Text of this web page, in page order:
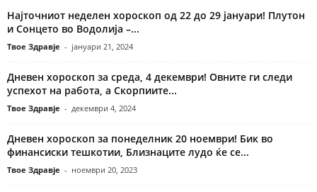
Најточниот неделен хороскоп од 22 до 29 јануари! Плутон
и Сонцето во Водолија –...
Твое Здравје - јануари 21, 2024
Дневен хороскоп за среда, 4 декември! Овните ги следи
успехот на работа, а Скорпиите...
Твое Здравје - декември 4, 2024
Дневен хороскоп за понеделник 20 ноември! Бик во
финансиски тешкотии, Близнаците лудо ќе се...
Твое Здравје - ноември 20, 2023